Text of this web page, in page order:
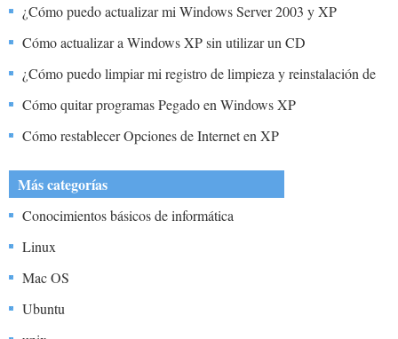
¿Cómo puedo actualizar mi Windows Server 2003 y XP
Cómo actualizar a Windows XP sin utilizar un CD
¿Cómo puedo limpiar mi registro de limpieza y reinstalación de
Windows XP
Cómo quitar programas Pegado en Windows XP
Cómo restablecer Opciones de Internet en XP
Más categorías
Conocimientos básicos de informática
Linux
Mac OS
Ubuntu